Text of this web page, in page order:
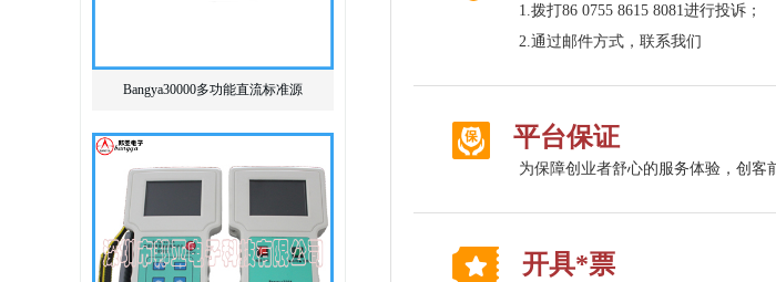
Bangya30000多功能直流标准源
1.拨打86 0755 8615 8081进行投诉；
2.通过邮件方式，联系我们
平台保证
为保障创业者舒心的服务体验，创客
开具*票